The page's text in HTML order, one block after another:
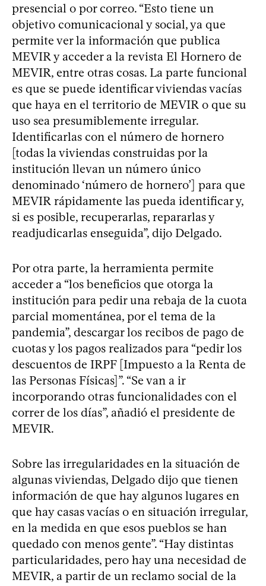
presencial o por correo. “Esto tiene un
objetivo comunicacional y social, ya que
permite ver la información que publica
MEVIR y acceder a la revista El Hornero de
MEVIR, entre otras cosas. La parte funcional
es que se puede identificar viviendas vacías
que haya en el territorio de MEVIR o que su
uso sea presumiblemente irregular.
Identificarlas con el número de hornero
[todas la viviendas construidas por la
institución llevan un número único
denominado ‘número de hornero’] para que
MEVIR rápidamente las pueda identificar y,
si es posible, recuperarlas, repararlas y
readjudicarlas enseguida”, dijo Delgado.
Por otra parte, la herramienta permite
acceder a “los beneficios que otorga la
institución para pedir una rebaja de la cuota
parcial momentánea, por el tema de la
pandemia”, descargar los recibos de pago de
cuotas y los pagos realizados para “pedir los
descuentos de IRPF [Impuesto a la Renta de
las Personas Físicas]”. “Se van a ir
incorporando otras funcionalidades con el
correr de los días”, añadió el presidente de
MEVIR.
Sobre las irregularidades en la situación de
algunas viviendas, Delgado dijo que tienen
información de que hay algunos lugares en
que hay casas vacías o en situación irregular,
en la medida en que esos pueblos se han
quedado con menos gente”. “Hay distintas
particularidades, pero hay una necesidad de
MEVIR, a partir de un reclamo social de la